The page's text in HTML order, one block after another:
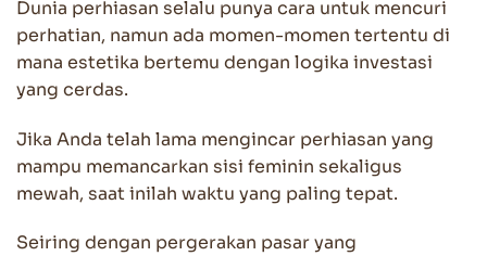
Dunia perhiasan selalu punya cara untuk mencuri
perhatian, namun ada momen-momen tertentu di
mana estetika bertemu dengan logika investasi
yang cerdas.
Jika Anda telah lama mengincar perhiasan yang
mampu memancarkan sisi feminin sekaligus
mewah, saat inilah waktu yang paling tepat.
Seiring dengan pergerakan pasar yang